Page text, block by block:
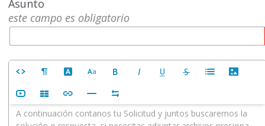
Asunto
este campo es obligatorio